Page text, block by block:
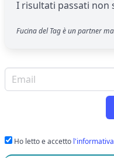
I risultati passati non
Fucina del Tag è un partner
Email per newsletter
Ho letto e accetto